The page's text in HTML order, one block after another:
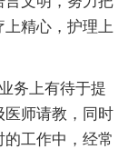
精心，护理上
务上有待于提
医师请教，同时
工作中，经常